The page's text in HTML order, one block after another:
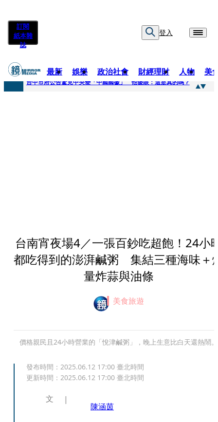
訂閱
紙本雜
誌
登入
最新 娛樂 政治社會 財經理財 人物 美
快訊
台中市府公告驚見中央變「中國國徽」 他傻眼：這是真的嗎？
台南宵夜場4／一張百鈔吃超飽！24小
都吃得到的澎湃鹹粥 集結三種海味＋
量炸蒜與油條
美食旅遊
價格親民且24小時營業的「悅津鹹粥」，晚上生意比白天還熱鬧。
發布時間： 2025.06.12 17:00 臺北時間
更新時間： 2025.06.12 17:00 臺北時間
文
陳涵茵